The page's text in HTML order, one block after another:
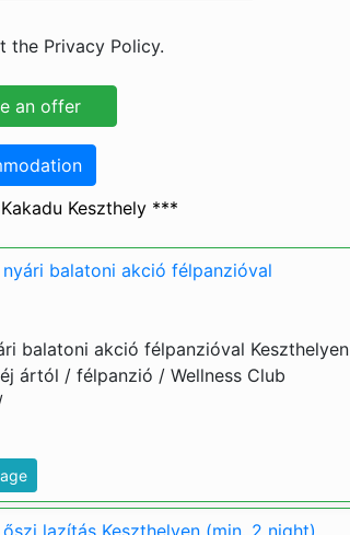
the Privacy Policy.
Keszthely ***
balatoni akció félpanzióval
balatoni akció félpanzióval Keszthelyen
ártól / félpanzió / Wellness Club
lazítás Keszthelyen (min. 2 night)